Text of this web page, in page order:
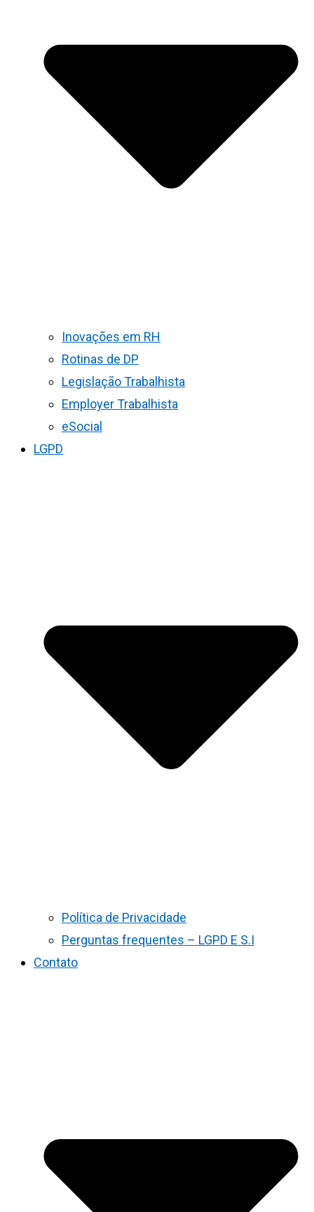
Inovações em RH
Rotinas de DP
Legislação Trabalhista
Employer Trabalhista
eSocial
LGPD
Política de Privacidade
Perguntas frequentes – LGPD E S.I
Contato